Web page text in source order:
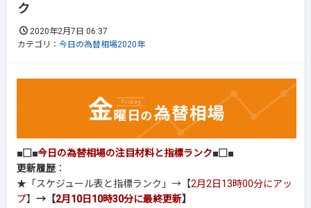
ク
2020年2月7日 06:37
カテゴリ： 今日の為替相場2020年
■□■今日の為替相場の注目材料と指標ランク■□■
更新履歴 ：
★「スケジュール表と指標ランク」→【2月2日13時00分にアッ
プ】 →【2月10日10時30分に最終更新】